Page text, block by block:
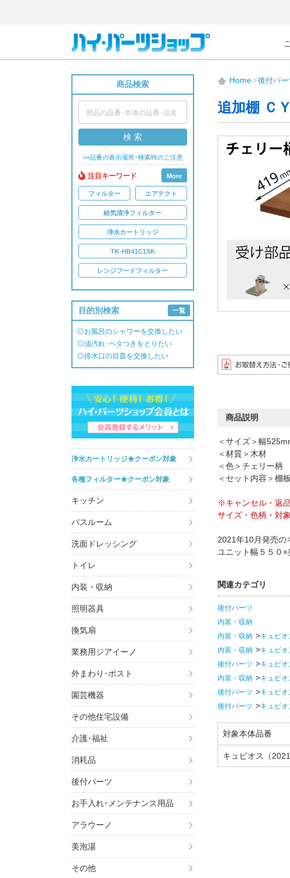
商品検索
検 索
>>品番の表示場所･検索時のご注意
注目キーワード More
フィルター エアテクト
給気清浄フィルター
浄水カートリッジ
TK-HB41C1SK
レンジフードフィルター
目的別検索 一覧
◎お風呂のシャワーを交換したい
◎油汚れ･ベタつきをとりたい
◎排水口の目皿を交換したい
浄水カートリッジ★クーポン対象
各種フィルター★クーポン対象
キッチン
バスルーム
洗面ドレッシング
トイレ
内装・収納
照明器具
換気扇
業務用ジアイーノ
外まわり･ポスト
園芸機器
その他住宅設備
介護･福祉
消耗品
後付パーツ
お手入れ･メンテナンス用品
アラウーノ
美泡湯
その他
Home 後付パー
追加棚 Ｃ
商品説明
＜サイズ＞幅
＜材質＞木材
＜色＞チェリー柄
＜セット内容＞棚
※キャンセル・返
サイズ・色柄・対
2021年10月発売の
ユニット幅５５０
関連カテゴリ
後付パーツ
内装・収納
内装・収納
キュビオ
内装・収納
キュビオ
後付パーツ
キュビオ
内装・収納
キュビオ
後付パーツ
キュビオ
後付パーツ
キュビオ
対象本体品番
キュビオス（